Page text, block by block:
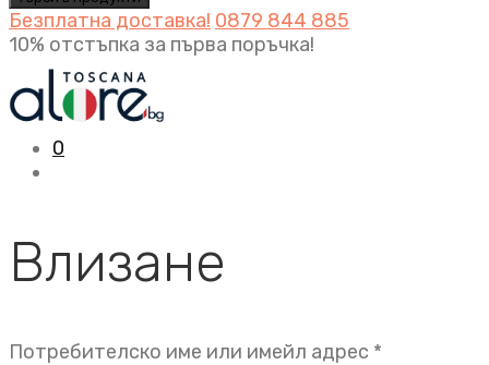
Безплатна доставка! 0879 844 885
10% отстъпка за първа поръчка!
0
Влизане
Потребителско име или имейл адрес *